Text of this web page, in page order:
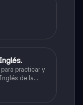
practicar y
de la